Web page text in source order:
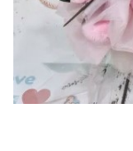
Prosoape
Perii de par bebe
Camasi Barbati